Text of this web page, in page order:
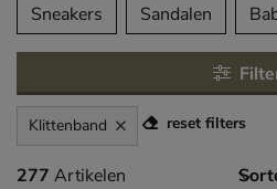
over
Sneakers Sandalen
Klittenband reset filters
277 artikelen
277 Artikelen